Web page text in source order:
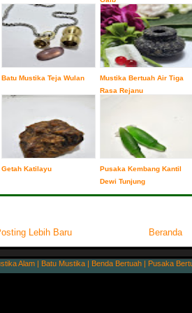
Batu Mustika Teja Wulan
Mustika Bertuah Air Tiga
Rasa Rejanu
Getah Katilayu
Pusaka Kembang Kantil
Dewi Tunjung
Lebih Baru Beranda
Alam | Batu Mustika | Benda Bertuah | Pusaka